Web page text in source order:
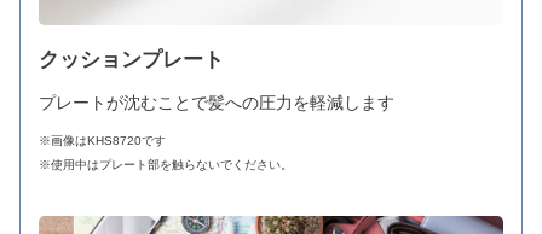
クッションプレート
プレートが沈むことで髪への圧力を軽減します
※画像はKHS8720です
※使用中はプレート部を触らないでください。